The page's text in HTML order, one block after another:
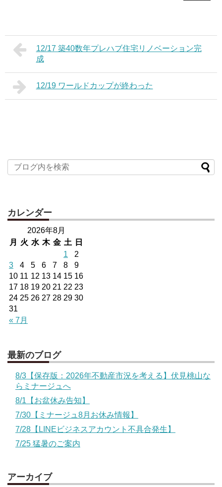
12/17 築40数年プレハブ住宅リノベーション完
成
12/19 ワールドカップが終わった
カレンダー
2026年8月
月
火 水 木 金 土 日
« 7月
1
2
3
4 5 6 7 8
9
10 11 12 13 14 15 16
17 18 19 20 21 22 23
24 25 26 27 28 29 30
31
最新のブログ
8/3【保存版：2026年不動産市況を考える】伏見桃山な
らミナージュへ
8/1【お盆休み告知】
7/30【ミナージュ8月お休み情報】
7/28【LINEビジネスアカウント不具合発生】
7/25 猛暑のご案内
アーカイブ